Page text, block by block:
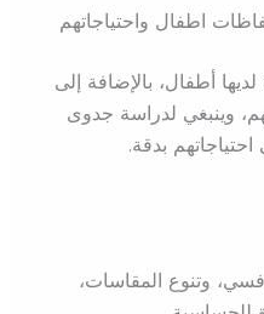
اطفال واحتياجاتهم
أطفال، بالإضافة إلى
وينبغي لدراسة جدوى
بدقة.
وتنوع المقاسات،